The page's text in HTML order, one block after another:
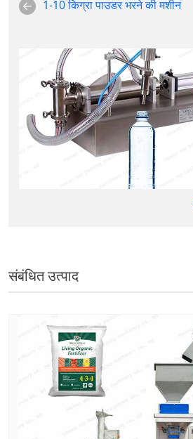
1-10 किग्रा पाउडर भरने की मशीन
संबंधित उत्पाद